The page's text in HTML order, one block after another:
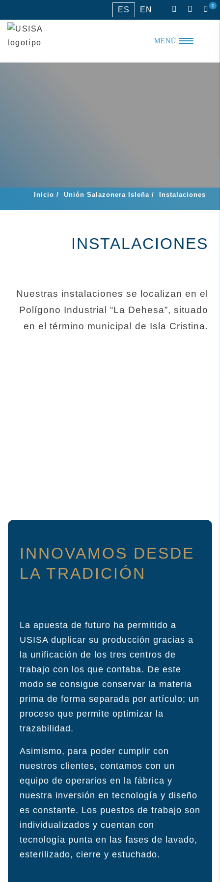
al
ES EN 0
MENÚ
Inicio / Unión Salazonera Isleña / Instalaciones
INSTALACIONES
Nuestras instalaciones se localizan en el
Polígono Industrial “La Dehesa”, situado
en el término municipal de Isla Cristina.
INNOVAMOS DESDE
LA TRADICIÓN
La apuesta de futuro ha permitido a
USISA duplicar su producción gracias a
la unificación de los tres centros de
trabajo con los que contaba. De este
modo se consigue conservar la materia
prima de forma separada por artículo; un
proceso que permite optimizar la
trazabilidad.
Asimismo, para poder cumplir con
nuestros clientes, contamos con un
equipo de operarios en la fábrica y
nuestra inversión en tecnología y diseño
es constante. Los puestos de trabajo son
individualizados y cuentan con
tecnología punta en las fases de lavado,
esterilizado, cierre y estuchado.